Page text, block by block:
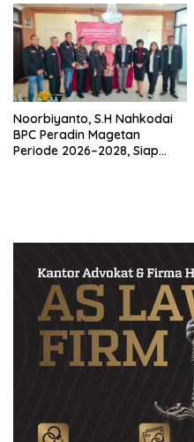
Noorbiyanto, S.H Nahkodai
BPC Peradin Magetan
Periode 2026–2028, Siap